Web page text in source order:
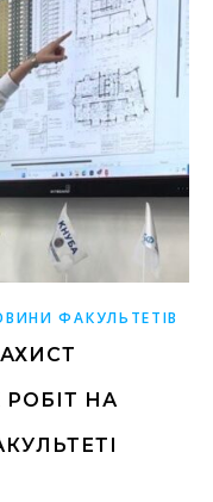
ФАКУЛЬТЕТІВ
РОБІТ НА